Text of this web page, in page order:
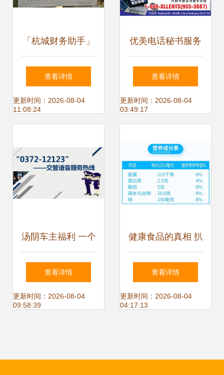
「杭城财务助手」
杭州代理记账公司
热线0571-
您想要的答案是…
查看详情
更新时间：2026-08-04
11:08:24
优美电话秘书服务
中心 专业24小时电
话语音秘书接听服
查看详情
更新时间：2026-08-04
03:49:17
汤阴车主福利 一个
电话轻松搞定代办
电信业务
查看详情
更新时间：2026-08-04
09:58:39
健康食品的真相 扒
扒那些商家不会告
诉你的事儿
查看详情
更新时间：2026-08-04
04:17:13